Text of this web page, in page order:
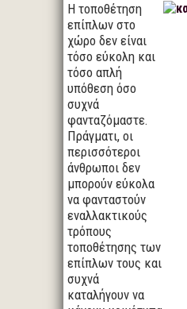
Η τοποθέτηση
επίπλων στο
χώρο δεν είναι
τόσο εύκολη και
τόσο απλή
υπόθεση όσο
συχνά
φανταζόμαστε.
Πράγματι, οι
περισσότεροι
άνθρωποι δεν
μπορούν εύκολα
να φανταστούν
εναλλακτικούς
τρόπους
τοποθέτησης των
επίπλων τους και
συχνά
καταλήγουν να